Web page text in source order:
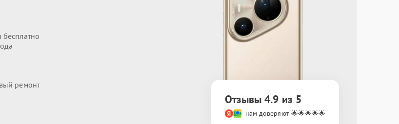
бесплатно
ремонт
Отзывы 4.9 из 5
нам доверяют 🌟🌟🌟🌟🌟